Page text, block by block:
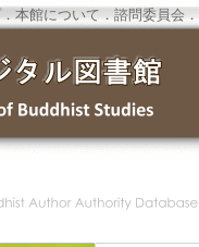
．本館について．諮問委員会．